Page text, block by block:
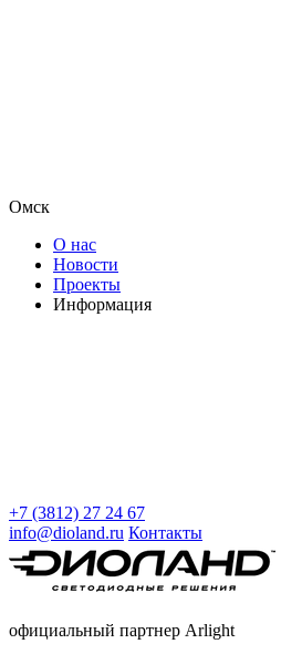
Омск
О нас
Новости
Проекты
Информация
+7 (3812) 27 24 67
info@dioland.ru Контакты
официальный партнер Arlight